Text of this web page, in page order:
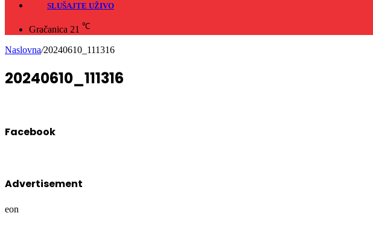
SLUŠAJTE UŽIVO
Gračanica 21 ℃
Naslovna/20240610_111316
20240610_111316
Facebook
Advertisement
eon